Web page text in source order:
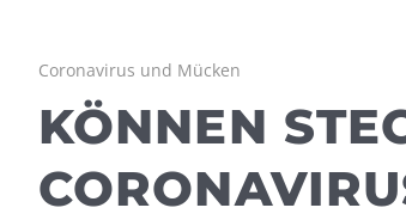
Coronavirus und Mücken
KÖNNEN